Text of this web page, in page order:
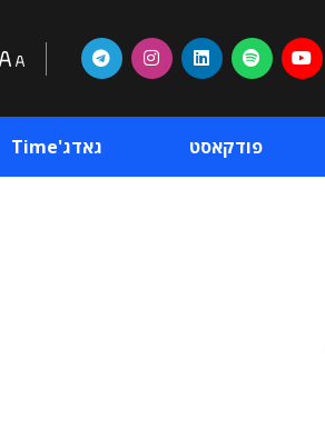
פודקאסט גאדג'Time